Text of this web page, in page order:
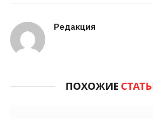
Редакция
ПОХОЖИЕ